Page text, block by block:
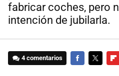
fabricar coches, pero
intención de jubilarla.
4 comentarios